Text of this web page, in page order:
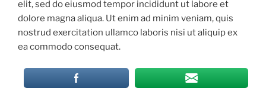
elit, sed do eiusmod tempor incididunt ut labore et
dolore magna aliqua. Ut enim ad minim veniam, quis
nostrud exercitation ullamco laboris nisi ut aliquip ex
ea commodo consequat.